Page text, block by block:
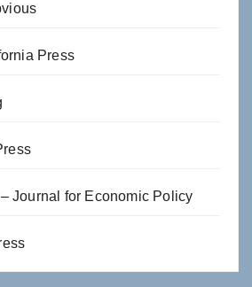
Press
Journal for Economic Policy